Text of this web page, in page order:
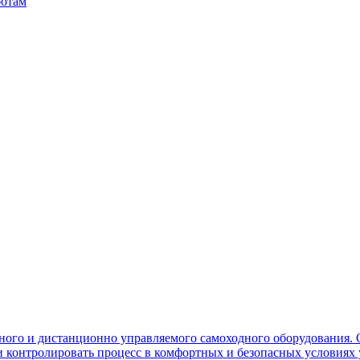
и дистанционно управляемого самоходного
процесс в комфортных и безопасных условиях